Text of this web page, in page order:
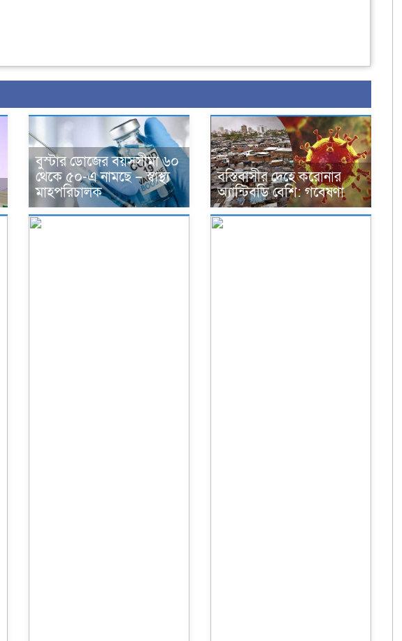
বুস্টার ডোজের বয়সসীমা ৬০
থেকে ৫০-এ নামছে – স্বাস্থ্য
মাহপরিচালক
বস্তিবাসীর দেহে করোনার
অ্যান্টিবডি বেশি: গবেষণা